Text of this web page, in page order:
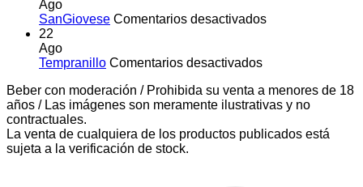
Ago
SanGiovese Comentarios desactivadosen
22
Ago
Tempranillo Comentarios desactivadosen
Beber con moderación / Prohibida su venta a menores de 18
años / Las imágenes son meramente ilustrativas y no
contractuales.
La venta de cualquiera de los productos publicados está
sujeta a la verificación de stock.